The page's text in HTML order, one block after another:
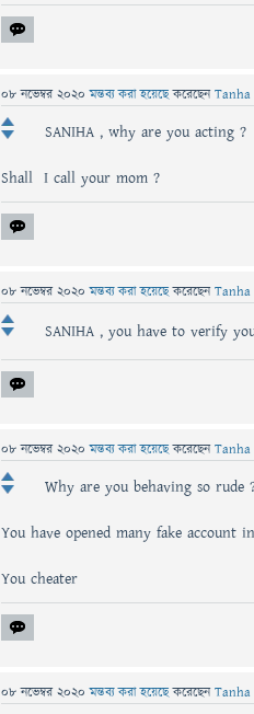
08 নভেম্বর 2020 মন্তব্য করা হয়েছেকরেছেনTanha
SANIHA , why are you acting ?
Shall I call your mom ?
08 নভেম্বর 2020 মন্তব্য করা হয়েছেকরেছেনTanha
SANIHA , you have to verify
08 নভেম্বর 2020 মন্তব্য করা হয়েছেকরেছেনTanha
Why are you behaving so rude
You have opened many fake account
You cheater
08 নভেম্বর 2020 মন্তব্য করা হয়েছেকরেছেনTanha